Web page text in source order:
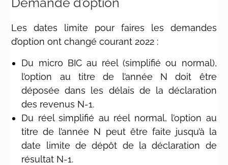
Les dates limite pour faires les demandes
d’option ont changé courant 2022 :
Du micro BIC au réel (simplifié ou normal),
l’option au titre de l’année N doit être
déposée dans les délais de la déclaration
des revenus N-1.
Du réel simplifié au réel normal, l’option au
titre de l’année N peut être faite jusqu’à la
date limite de dépôt de la déclaration de
résultat N-1.